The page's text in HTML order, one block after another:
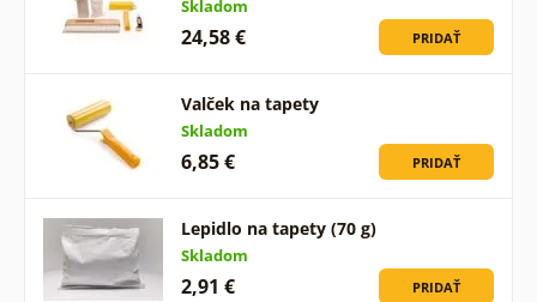
Skladom
24,58 € PRIDAŤ
Valček na tapety
Skladom
6,85 € PRIDAŤ
Lepidlo na tapety (70 g)
Skladom
2,91 € PRIDAŤ